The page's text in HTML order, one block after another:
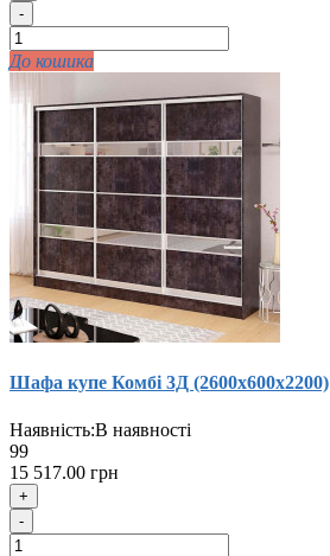
-
До кошика
Шафа купе Комбi 3Д (2600х600х2200)
Наявність:В наявності
99
15 517.00 грн
+
-